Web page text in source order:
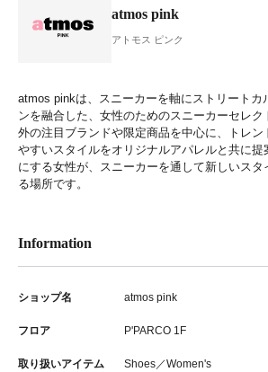
JP
atmos pink
アトモス ピンク
atmos pinkは、スニーカーを軸にストリートカ
ンを融合した、女性のためのスニーカーセレ
外の注目ブランドや限定商品を中心に、トレ
やすいスタイルをオリジナルアパレルと共に提
にする女性が、スニーカーを通して新しいスタ
る場所です。
Information
ショップ名 atmos pink
フロア P'PARCO 1F
取り扱いアイテム Shoes／Women's